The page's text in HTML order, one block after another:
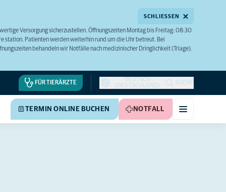
Versorgung sicherzustellen. Öffnungszeiten Montag bis Freitag: 08:30
station. Patienten werden weiterhin rund um die Uhr betreut. Bei
behandeln wir Notfälle nach medizinischer Dringlichkeit (Triage).
SCHLIESSEN
FÜR TIERÄRZTE
DEUTSCH
(DEUTSCHLAND)
SUCHE
TERMIN ONLINE BUCHEN NOTFALL